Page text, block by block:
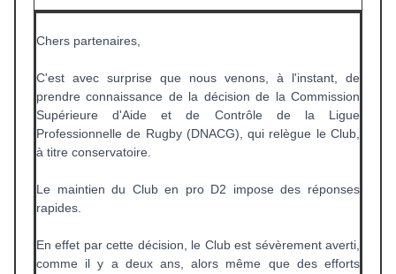
Chers partenaires,
C'est avec surprise que nous venons, à l'instant, de
prendre connaissance de la décision de la Commission
Supérieure d'Aide et de Contrôle de la Ligue
Professionnelle de Rugby (DNACG), qui relègue le Club,
à titre conservatoire.
Le maintien du Club en pro D2 impose des réponses
rapides.
En effet par cette décision, le Club est sévèrement averti,
comme il y a deux ans, alors même que des efforts